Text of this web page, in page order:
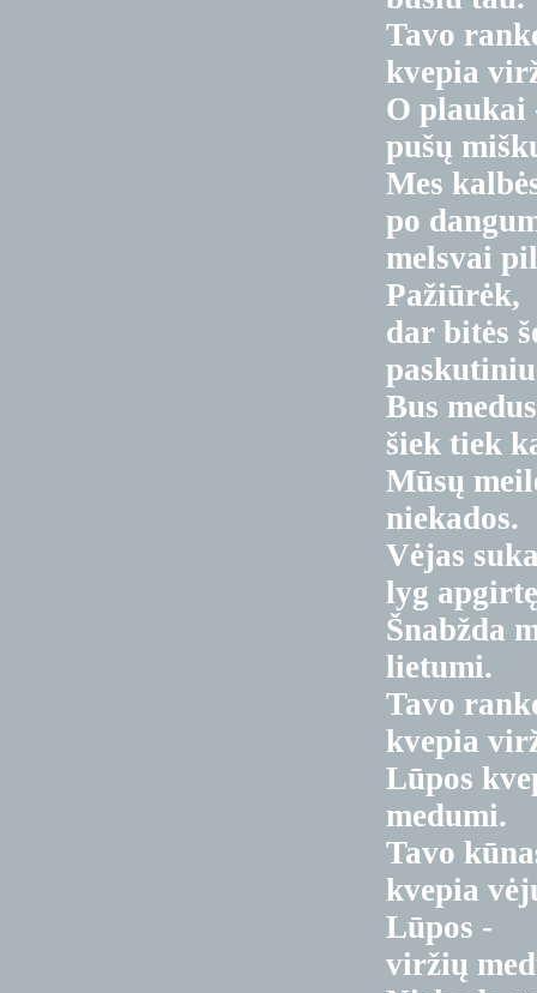
Tavo
kvepia
O plaukai
pušų
Mes
po
melsvai
Pažiūrėk,
dar bitės
Bus medus
šiek tiek
Mūsų
niekados.
Vėjas
lyg
Šnabžda
lietumi.
Tavo
kvepia
Lūpos
medumi.
Tavo
kvepia
Lūpos -
viržių